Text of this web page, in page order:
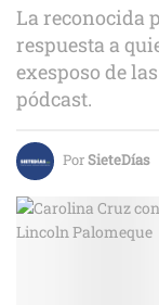
La reconocida
respuesta a
exesposo de
pódcast.
PorSieteDías